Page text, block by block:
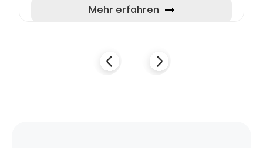
Ziel, eine warme und einlad...
Mehr erfahren